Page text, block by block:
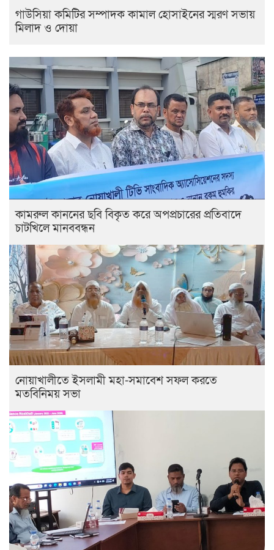
গাউসিয়া কমিটির সম্পাদক কামাল হোসাইনের স্মরণ সভায়
মিলাদ ও দোয়া
কামরুল কাননের ছবি বিকৃত করে অপপ্রচারের প্রতিবাদে
চাটখিলে মানববন্ধন
নোয়াখালীতে ইসলামী মহা-সমাবেশ সফল করতে
মতবিনিময় সভা